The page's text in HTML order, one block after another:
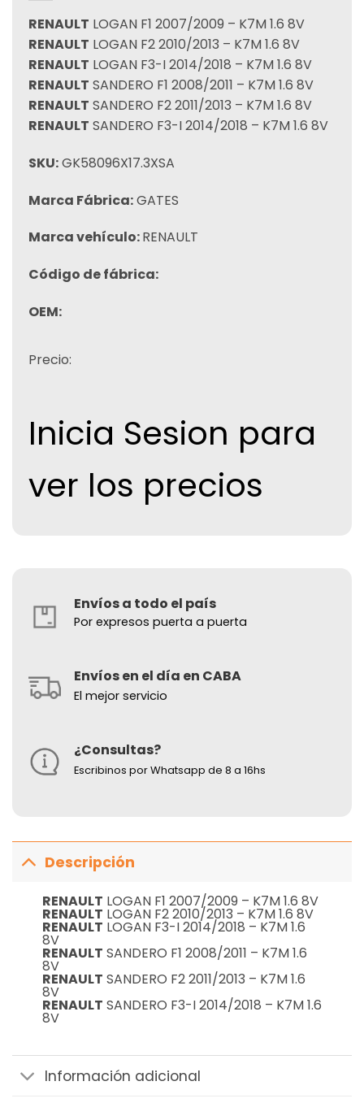
RENAULT LOGAN F1 2007/2009 – K7M 1.6 8V
RENAULT LOGAN F2 2010/2013 – K7M 1.6 8V
RENAULT LOGAN F3-I 2014/2018 – K7M 1.6 8V
RENAULT SANDERO F1 2008/2011 – K7M 1.6 8V
RENAULT SANDERO F2 2011/2013 – K7M 1.6 8V
RENAULT SANDERO F3-I 2014/2018 – K7M 1.6 8V
SKU:GK58096X17.3XSA
Marca Fábrica:GATES
Marca vehículo:RENAULT
Código de fábrica:
OEM:
Precio:
Inicia Sesion para
ver los precios
Envíos a todo el país
Por expresos puerta a puerta
Envíos en el día en CABA
El mejor servicio
¿Consultas?
Escribinos por Whatsapp de 8 a 16hs
Descripción
RENAULT LOGAN F1 2007/2009 – K7M 1.6 8V
RENAULT LOGAN F2 2010/2013 – K7M 1.6 8V
RENAULT LOGAN F3-I 2014/2018 – K7M 1.6
8V
RENAULT SANDERO F1 2008/2011 – K7M 1.6
8V
RENAULT SANDERO F2 2011/2013 – K7M 1.6
8V
RENAULT SANDERO F3-I 2014/2018 – K7M 1.6
8V
Información adicional